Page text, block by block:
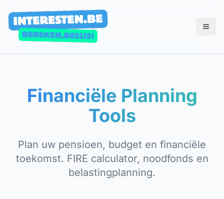
Financiële Planning
Tools
Plan uw pensioen, budget en financiële
toekomst. FIRE calculator, noodfonds en
belastingplanning.